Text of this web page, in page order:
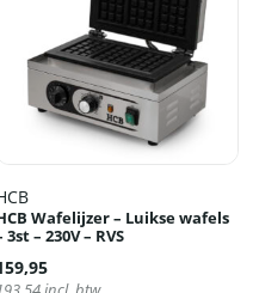
Wafelijzer – Luikse wafels
3st – 230V – RVS